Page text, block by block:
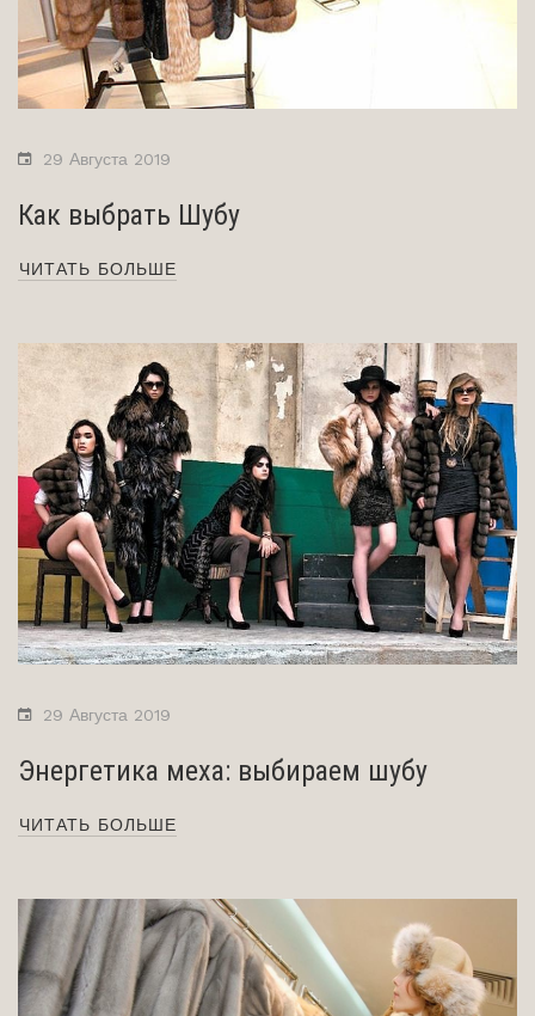
29 Августа 2019
Как выбрать Шубу
ЧИТАТЬ БОЛЬШЕ
29 Августа 2019
Энергетика меха: выбираем шубу
ЧИТАТЬ БОЛЬШЕ